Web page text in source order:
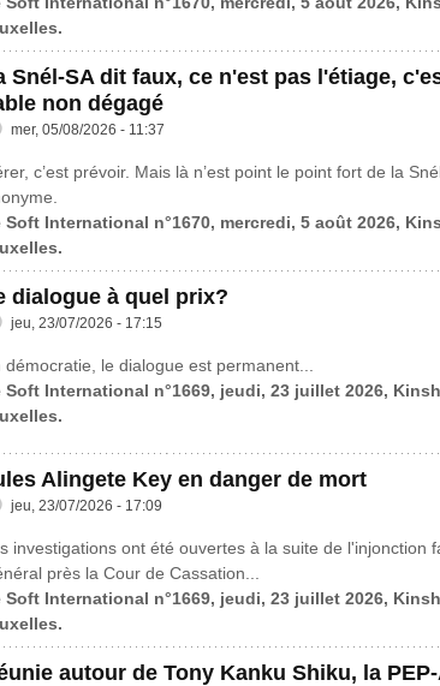
Snél-SA dit faux, ce n'est pas l'étiage,
non dégagé
mer, 05/08/2026 - 11:37
c’est prévoir. Mais là n’est point le point fort de la
Soft International n°1670, mercredi, 5 août 2026,
dialogue à quel prix?
jeu, 23/07/2026 - 17:15
démocratie, le dialogue est permanent...
Soft International n°1669, jeudi, 23 juillet 2026,
Alingete Key en danger de mort
jeu, 23/07/2026 - 17:09
investigations ont été ouvertes à la suite de l'injonction
près la Cour de Cassation...
Soft International n°1669, jeudi, 23 juillet 2026,
autour de Tony Kanku Shiku, la